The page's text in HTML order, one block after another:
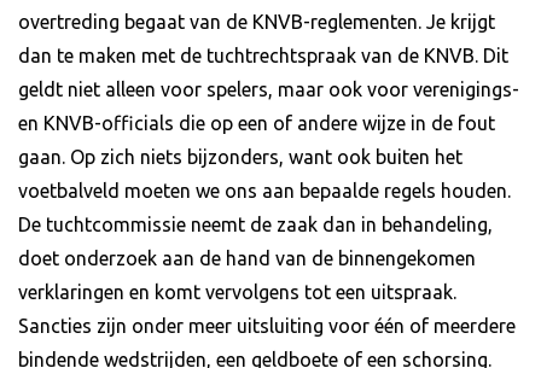
overtreding begaat van de KNVB-reglementen. Je krijgt
dan te maken met de tuchtrechtspraak van de KNVB. Dit
geldt niet alleen voor spelers, maar ook voor verenigings-
en KNVB-officials die op een of andere wijze in de fout
gaan. Op zich niets bijzonders, want ook buiten het
voetbalveld moeten we ons aan bepaalde regels houden.
De tuchtcommissie neemt de zaak dan in behandeling,
doet onderzoek aan de hand van de binnengekomen
verklaringen en komt vervolgens tot een uitspraak.
Sancties zijn onder meer uitsluiting voor één of meerdere
bindende wedstrijden, een geldboete of een schorsing.